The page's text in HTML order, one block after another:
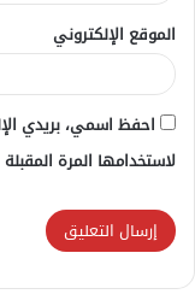
الموقع الإلكتروني
احفظ اسمي، بريدي
لاستخدامها المرة